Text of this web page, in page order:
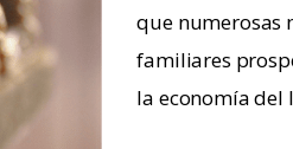
que numerosas
familiares
la economía del